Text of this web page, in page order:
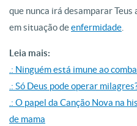
que nunca irá desamparar Teus
em situação deenfermidade
Leia mais:
.: Ninguém está imune ao
.: Só Deus pode operar
.: O papel da Canção Nova na
de mama